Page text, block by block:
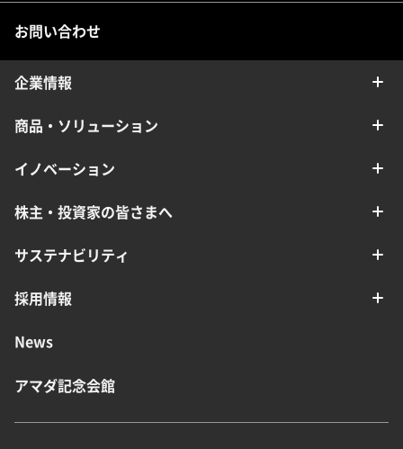
お問い合わせ
企業情報
商品・ソリューション
イノベーション
株主・投資家の皆さまへ
サステナビリティ
採用情報
News
アマダ記念会館